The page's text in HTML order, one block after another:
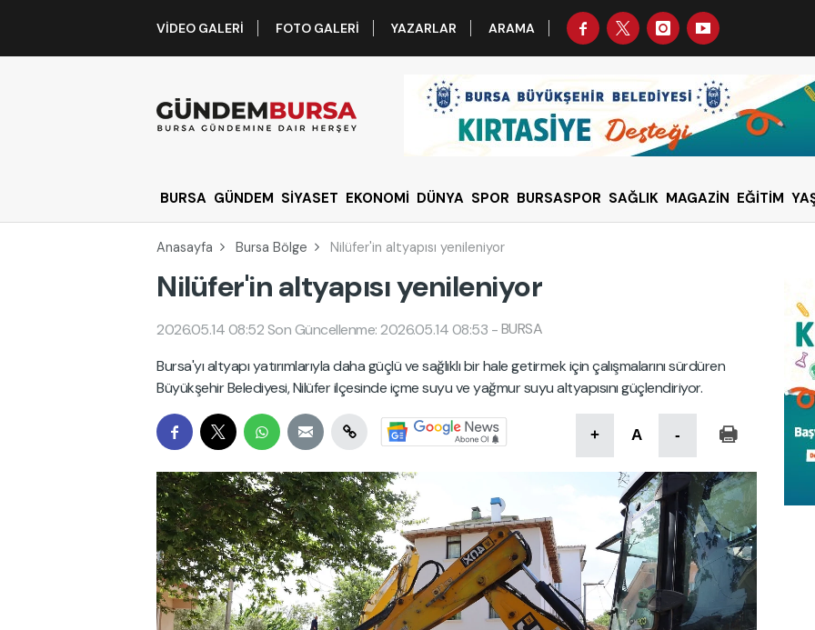
VIDEO GALERI FOTO GALERI YAZARLAR ARAMA
BURSA GÜNDEM SİYASET EKONOMİ DÜNYA SPOR BURSASPOR SAĞLIK MAGAZİN EĞİTİM
Anasayfa Bursa Bölge Nilüfer'in altyapısı yenileniyor
Nilüfer'in altyapısı yenileniyor
2026.05.14 08:52 Son Güncellenme: 2026.05.14 08:53 -BURSA
Bursa'yı altyapı yatırımlarıyla daha güçlü ve sağlıklı bir hale getirmek için çalışmalarını sürdüren
Büyükşehir Belediyesi, Nilüfer ilçesinde içme suyu ve yağmur suyu altyapısını güçlendiriyor.
+ A -